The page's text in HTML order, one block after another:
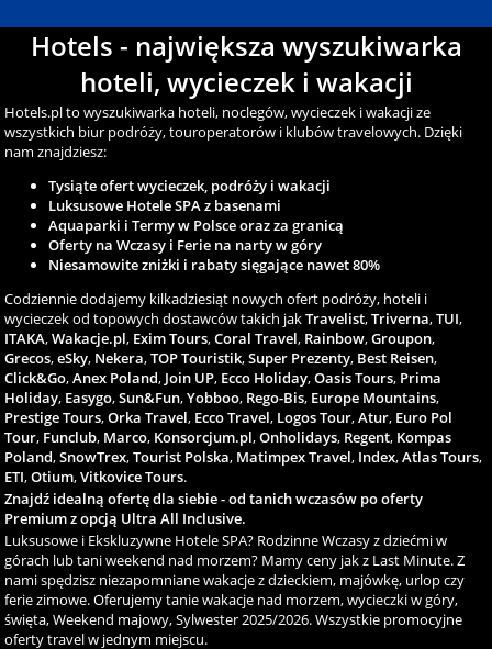
Hotels - największa wyszukiwarka
hoteli, wycieczek i wakacji
Hotels.pl to wyszukiwarka hoteli, noclegów, wycieczek i wakacji ze
wszystkich biur podróży, touroperatorów i klubów travelowych. Dzięki
nam znajdziesz:
Tysiąte ofert wycieczek, podróży i wakacji
Luksusowe Hotele SPA z basenami
Aquaparki i Termy w Polsce oraz za granicą
Oferty na Wczasy i Ferie na narty w góry
Niesamowite zniżki i rabaty sięgające nawet 80%
Codziennie dodajemy kilkadziesiąt nowych ofert podróży, hoteli i
wycieczek od topowych dostawców takich jakTravelist,Triverna,TUI,
ITAKA,Wakacje.pl, Exim Tours,Coral Travel, Rainbow,Groupon,
Grecos,eSky, Nekera,TOP Touristik,Super Prezenty, Best Reisen,
Click&Go,Anex Poland, Join UP, Ecco Holiday,Oasis Tours, Prima
Holiday, Easygo,Sun&Fun,Yobboo, Rego-Bis, Europe Mountains,
Prestige Tours,Orka Travel, Ecco Travel, Logos Tour,Atur, Euro Pol
Tour, Funclub, Marco, Konsorcjum.pl,Onholidays, Regent, Kompas
Poland,SnowTrex,Tourist Polska, Matimpex Travel, Index,Atlas Tours,
ETI,Otium,Vitkovice Tours.
Znajdź idealną ofertę dla siebie - od tanich wczasów po oferty
Premium z opcją Ultra All Inclusive.
Luksusowe i Ekskluzywne Hotele SPA? Rodzinne Wczasy z dziećmi w
górach lub tani weekend nad morzem? Mamy ceny jak z Last Minute. Z
nami spędzisz niezapomniane wakacje z dzieckiem, majówkę, urlop czy
ferie zimowe. Oferujemy tanie wakacje nad morzem, wycieczki w góry,
święta, Weekend majowy, Sylwester 2025/2026. Wszystkie promocyjne
oferty travel w jednym miejscu.